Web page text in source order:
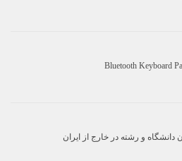
دانشگاه و رشته در خارج از ایران